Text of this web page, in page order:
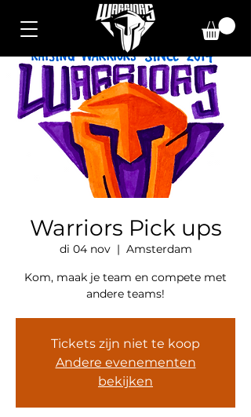
Warriors Pick ups
di 04 nov
  |
Amsterdam
Kom, maak je team en compete met
andere teams!
Tickets zijn niet te koop
Andere evenementen
bekijken